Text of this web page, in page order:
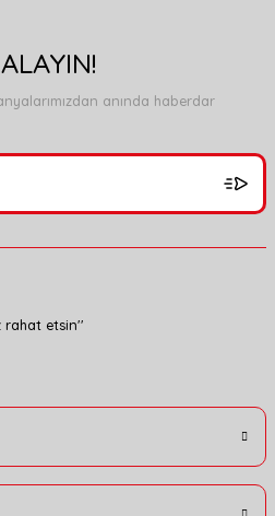
anında haberdar
rahat etsin''